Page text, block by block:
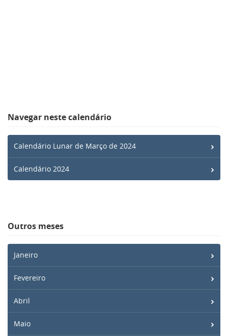
Navegar neste calendário
Calendário Lunar de Março de 2024
Calendário 2024
Outros meses
Janeiro
Fevereiro
Abril
Maio